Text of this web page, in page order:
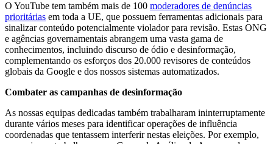
O YouTube tem também mais de 100 moderadores de denúncias
prioritárias em toda a UE, que possuem ferramentas adicionais para
sinalizar conteúdo potencialmente violador para revisão. Estas ONG
e agências governamentais abrangem uma vasta gama de
conhecimentos, incluindo discurso de ódio e desinformação,
complementando os esforços dos 20.000 revisores de conteúdos
globais da Google e dos nossos sistemas automatizados.
Combater as campanhas de desinformação
As nossas equipas dedicadas também trabalharam ininterruptamente
durante vários meses para identificar operações de influência
coordenadas que tentassem interferir nestas eleições. Por exemplo,